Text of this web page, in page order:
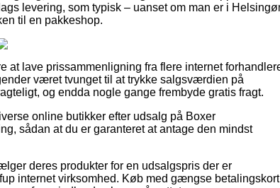
levering, som typisk – uanset om man er i
til en pakkeshop.
lave prissammenligning fra flere internet
været tvunget til at trykke salgsværdien på
og endda nogle gange frembyde gratis fragt.
online butikker efter udsalg på Boxer
sådan at du er garanteret at antage den mindst
deres produkter for en udsalgspris der er
internet virksomhed. Køb med gængse betalingskort